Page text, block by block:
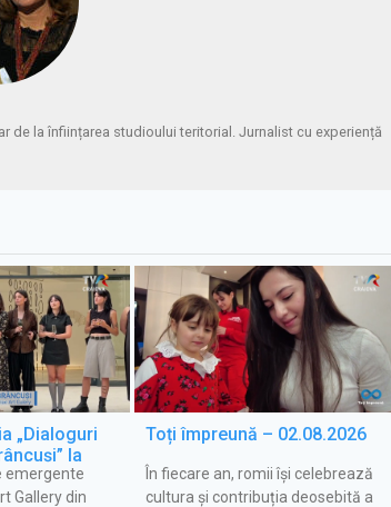
de la înființarea studioului teritorial. Jurnalist cu experiență
„Dialoguri
la
voi
emergente
Gallery din
Toți împreună – 02.08.2026
În fiecare an, romii își celebrează
cultura și contribuția deosebită a